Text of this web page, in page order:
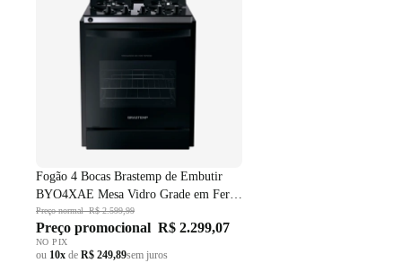
Fogão 4 Bocas Brastemp de Embutir
BYO4XAE Mesa Vidro Grade em Ferro
Fundido Dupla Chama Preto Bivolt
Preço normalR$ 2.599,99
Preço promocional R$ 2.299,07
NO PIX
ou 10x de R$ 249,89sem juros